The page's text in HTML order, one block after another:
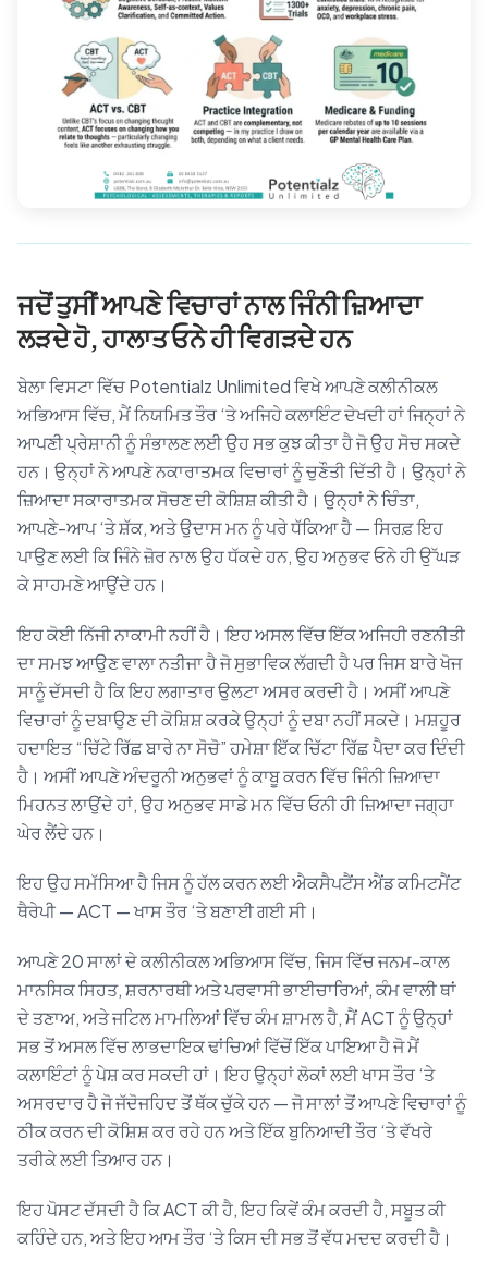
ਜਦੋਂ ਤੁਸੀਂ ਆਪਣੇ ਵਿਚਾਰਾਂ ਨਾਲ ਜਿੰਨੀ ਜ਼ਿਆਦਾ
ਲੜਦੇ ਹੋ, ਹਾਲਾਤ ਓਨੇ ਹੀ ਵਿਗੜਦੇ ਹਨ
ਬੇਲਾ ਵਿਸਟਾ ਵਿੱਚ Potentialz Unlimited ਵਿਖੇ ਆਪਣੇ ਕਲੀਨੀਕਲ
ਅਭਿਆਸ ਵਿੱਚ, ਮੈਂ ਨਿਯਮਿਤ ਤੌਰ ‘ਤੇ ਅਜਿਹੇ ਕਲਾਇੰਟ ਦੇਖਦੀ ਹਾਂ ਜਿਨ੍ਹਾਂ ਨੇ
ਆਪਣੀ ਪ੍ਰੇਸ਼ਾਨੀ ਨੂੰ ਸੰਭਾਲਣ ਲਈ ਉਹ ਸਭ ਕੁਝ ਕੀਤਾ ਹੈ ਜੋ ਉਹ ਸੋਚ ਸਕਦੇ
ਹਨ। ਉਨ੍ਹਾਂ ਨੇ ਆਪਣੇ ਨਕਾਰਾਤਮਕ ਵਿਚਾਰਾਂ ਨੂੰ ਚੁਣੌਤੀ ਦਿੱਤੀ ਹੈ। ਉਨ੍ਹਾਂ ਨੇ
ਜ਼ਿਆਦਾ ਸਕਾਰਾਤਮਕ ਸੋਚਣ ਦੀ ਕੋਸ਼ਿਸ਼ ਕੀਤੀ ਹੈ। ਉਨ੍ਹਾਂ ਨੇ ਚਿੰਤਾ,
ਆਪਣੇ-ਆਪ ‘ਤੇ ਸ਼ੱਕ, ਅਤੇ ਉਦਾਸ ਮਨ ਨੂੰ ਪਰੇ ਧੱਕਿਆ ਹੈ — ਸਿਰਫ਼ ਇਹ
ਪਾਉਣ ਲਈ ਕਿ ਜਿੰਨੇ ਜ਼ੋਰ ਨਾਲ ਉਹ ਧੱਕਦੇ ਹਨ, ਉਹ ਅਨੁਭਵ ਓਨੇ ਹੀ ਉੱਘੜ
ਕੇ ਸਾਹਮਣੇ ਆਉਂਦੇ ਹਨ।
ਇਹ ਕੋਈ ਨਿੱਜੀ ਨਾਕਾਮੀ ਨਹੀਂ ਹੈ। ਇਹ ਅਸਲ ਵਿੱਚ ਇੱਕ ਅਜਿਹੀ ਰਣਨੀਤੀ
ਦਾ ਸਮਝ ਆਉਣ ਵਾਲਾ ਨਤੀਜਾ ਹੈ ਜੋ ਸੁਭਾਵਿਕ ਲੱਗਦੀ ਹੈ ਪਰ ਜਿਸ ਬਾਰੇ ਖੋਜ
ਸਾਨੂੰ ਦੱਸਦੀ ਹੈ ਕਿ ਇਹ ਲਗਾਤਾਰ ਉਲਟਾ ਅਸਰ ਕਰਦੀ ਹੈ। ਅਸੀਂ ਆਪਣੇ
ਵਿਚਾਰਾਂ ਨੂੰ ਦਬਾਉਣ ਦੀ ਕੋਸ਼ਿਸ਼ ਕਰਕੇ ਉਨ੍ਹਾਂ ਨੂੰ ਦਬਾ ਨਹੀਂ ਸਕਦੇ। ਮਸ਼ਹੂਰ
ਹਦਾਇਤ “ਚਿੱਟੇ ਰਿੱਛ ਬਾਰੇ ਨਾ ਸੋਚੋ” ਹਮੇਸ਼ਾ ਇੱਕ ਚਿੱਟਾ ਰਿੱਛ ਪੈਦਾ ਕਰ ਦਿੰਦੀ
ਹੈ। ਅਸੀਂ ਆਪਣੇ ਅੰਦਰੂਨੀ ਅਨੁਭਵਾਂ ਨੂੰ ਕਾਬੂ ਕਰਨ ਵਿੱਚ ਜਿੰਨੀ ਜ਼ਿਆਦਾ
ਮਿਹਨਤ ਲਾਉਂਦੇ ਹਾਂ, ਉਹ ਅਨੁਭਵ ਸਾਡੇ ਮਨ ਵਿੱਚ ਓਨੀ ਹੀ ਜ਼ਿਆਦਾ ਜਗ੍ਹਾ
ਘੇਰ ਲੈਂਦੇ ਹਨ।
ਇਹ ਉਹ ਸਮੱਸਿਆ ਹੈ ਜਿਸ ਨੂੰ ਹੱਲ ਕਰਨ ਲਈ ਐਕਸੈਪਟੈਂਸ ਐਂਡ ਕਮਿਟਮੈਂਟ
ਥੈਰੇਪੀ — ACT — ਖਾਸ ਤੌਰ ‘ਤੇ ਬਣਾਈ ਗਈ ਸੀ।
ਆਪਣੇ 20 ਸਾਲਾਂ ਦੇ ਕਲੀਨੀਕਲ ਅਭਿਆਸ ਵਿੱਚ, ਜਿਸ ਵਿੱਚ ਜਨਮ-ਕਾਲ
ਮਾਨਸਿਕ ਸਿਹਤ, ਸ਼ਰਨਾਰਥੀ ਅਤੇ ਪਰਵਾਸੀ ਭਾਈਚਾਰਿਆਂ, ਕੰਮ ਵਾਲੀ ਥਾਂ
ਦੇ ਤਣਾਅ, ਅਤੇ ਜਟਿਲ ਮਾਮਲਿਆਂ ਵਿੱਚ ਕੰਮ ਸ਼ਾਮਲ ਹੈ, ਮੈਂ ACT ਨੂੰ ਉਨ੍ਹਾਂ
ਸਭ ਤੋਂ ਅਸਲ ਵਿੱਚ ਲਾਭਦਾਇਕ ਢਾਂਚਿਆਂ ਵਿੱਚੋਂ ਇੱਕ ਪਾਇਆ ਹੈ ਜੋ ਮੈਂ
ਕਲਾਇੰਟਾਂ ਨੂੰ ਪੇਸ਼ ਕਰ ਸਕਦੀ ਹਾਂ। ਇਹ ਉਨ੍ਹਾਂ ਲੋਕਾਂ ਲਈ ਖਾਸ ਤੌਰ ‘ਤੇ
ਅਸਰਦਾਰ ਹੈ ਜੋ ਜੱਦੋਜਹਿਦ ਤੋਂ ਥੱਕ ਚੁੱਕੇ ਹਨ — ਜੋ ਸਾਲਾਂ ਤੋਂ ਆਪਣੇ ਵਿਚਾਰਾਂ ਨੂੰ
ਠੀਕ ਕਰਨ ਦੀ ਕੋਸ਼ਿਸ਼ ਕਰ ਰਹੇ ਹਨ ਅਤੇ ਇੱਕ ਬੁਨਿਆਦੀ ਤੌਰ ‘ਤੇ ਵੱਖਰੇ
ਤਰੀਕੇ ਲਈ ਤਿਆਰ ਹਨ।
ਇਹ ਪੋਸਟ ਦੱਸਦੀ ਹੈ ਕਿ ACT ਕੀ ਹੈ, ਇਹ ਕਿਵੇਂ ਕੰਮ ਕਰਦੀ ਹੈ, ਸਬੂਤ ਕੀ
ਕਹਿੰਦੇ ਹਨ, ਅਤੇ ਇਹ ਆਮ ਤੌਰ ‘ਤੇ ਕਿਸ ਦੀ ਸਭ ਤੋਂ ਵੱਧ ਮਦਦ ਕਰਦੀ ਹੈ।